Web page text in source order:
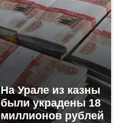
На Урале из казны
были украдены 18
миллионов рублей